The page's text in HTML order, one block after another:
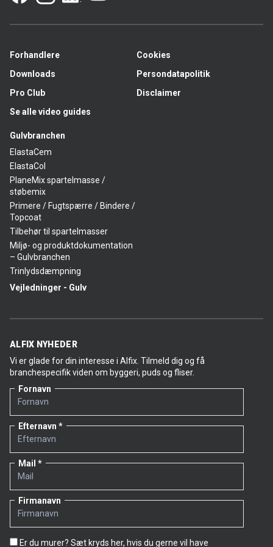
enhed.
Forhandlere
Downloads
Pro Club
Se alle video guides
Gulvbranchen
ElastaCem
ElastaCol
PlaneMix spartelmasse /
støbemix
Primere / Fugtspærre / Bindere /
Topcoat
Tilbehør til spartelmasser
Miljø- og produktdokumentation
– Gulvbranchen
Trinlydsdæmpning
Vejledninger - Gulv
Cookies
Persondatapolitik
Disclaimer
ALFIX NYHEDER
Vi er glade for din interesse i Alfix. Tilmeld dig og få
branchespecifik viden om byggeri, puds og fliser.
Fornavn
Efternavn
Mail
Firmanavn
Er du murer? Sæt kryds her, hvis du gerne vil have